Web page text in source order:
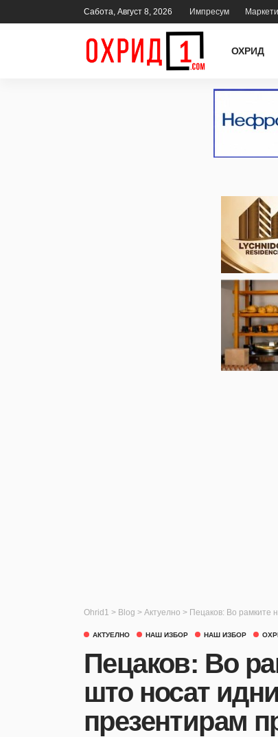
Сабота, Август 8, 2026 Импресум
ОХРИД
Ohrid1 > Blog > Актуелно > Пецаков: Во рамките
АКТУЕЛНО НАШ ИЗБОР НАШ ИЗБОР
Пецаков: Во
што носат
презентирам